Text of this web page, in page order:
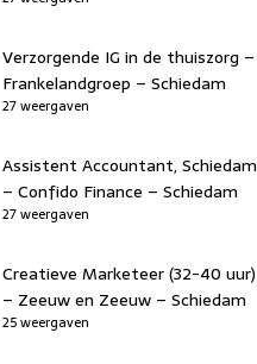
Verzorgende IG in de thuiszorg –
Frankelandgroep – Schiedam
27 weergaven
Assistent Accountant, Schiedam
– Confido Finance – Schiedam
27 weergaven
Creatieve Marketeer (32-40 uur)
– Zeeuw en Zeeuw – Schiedam
25 weergaven